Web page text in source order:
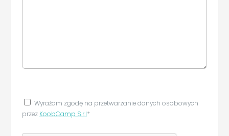
Wyrażam zgodę na przetwarzanie danych osobowych
przez KoobCamp S.r.l*